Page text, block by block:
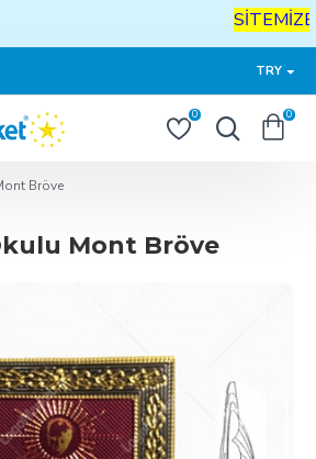
SİTEMİZE
TRY
0 0
Bröve
Mont Bröve